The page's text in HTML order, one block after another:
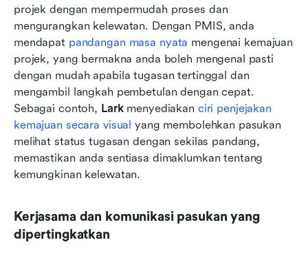
projek dengan mempermudah proses dan
mengurangkan kelewatan. Dengan PMIS, anda
mendapat pandangan masa nyata mengenai kemajuan
projek, yang bermakna anda boleh mengenal pasti
dengan mudah apabila tugasan tertinggal dan
mengambil langkah pembetulan dengan cepat.
Sebagai contoh, Lark menyediakan ciri penjejakan
kemajuan secara visual yang membolehkan pasukan
melihat status tugasan dengan sekilas pandang,
memastikan anda sentiasa dimaklumkan tentang
kemungkinan kelewatan.
Kerjasama dan komunikasi pasukan yang
dipertingkatkan